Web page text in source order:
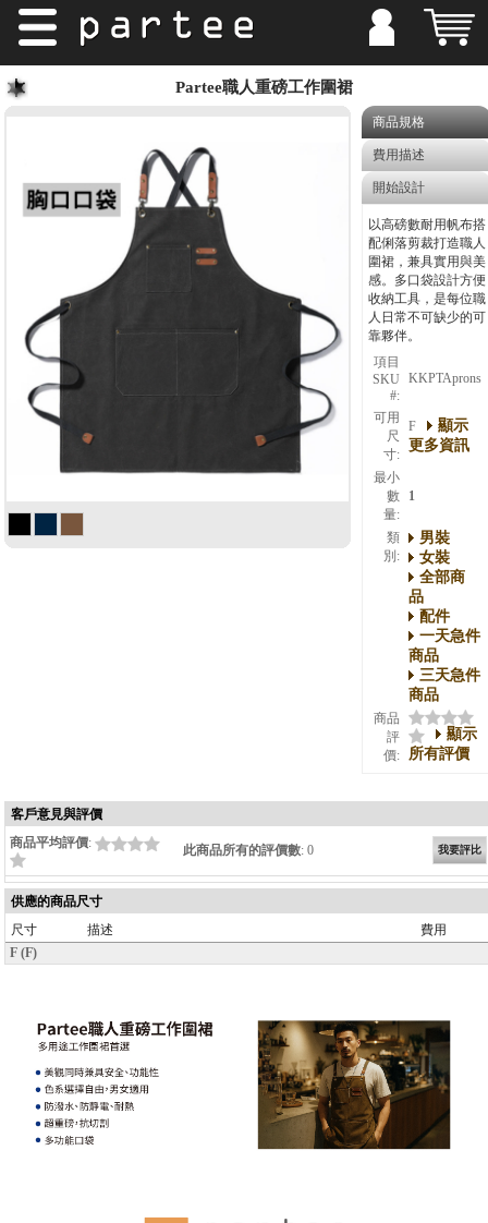
Partee職人重磅工作圍裙
商品規格
費用描述
開始設計
以高磅數耐用帆布搭
配俐落剪裁打造職人
圍裙，兼具實用與美
感。多口袋設計方便
收納工具，是每位職
人日常不可缺少的可
靠夥伴。
項目
SKU
#:
KKPTAprons
可用
尺
寸:
F
顯示
更多資訊
最小
數
量:
1
類
別:
男裝
女裝
全部商
品
配件
一天急件
商品
三天急件
商品
商品
評
價:
顯示
所有評價
客戶意見與評價
商品平均評價: 此商品所有的評價數: 0 我要評比
供應的商品尺寸
尺寸
描述
費用
F (F)